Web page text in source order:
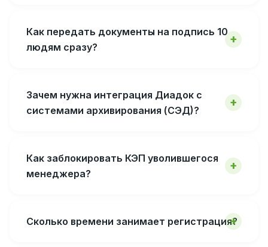
Как передать документы на подпись 10
людям сразу?
Зачем нужна интеграция Диадок с
системами архивирования (СЭД)?
Как заблокировать КЭП уволившегося
менеджера?
Сколько времени занимает регистрация?